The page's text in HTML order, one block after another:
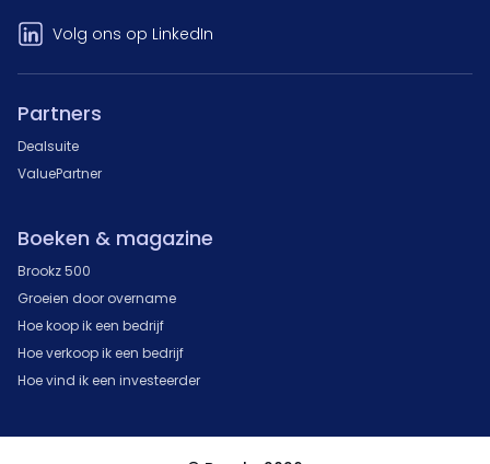
Volg ons op LinkedIn
Partners
Dealsuite
ValuePartner
Boeken & magazine
Brookz 500
Groeien door overname
Hoe koop ik een bedrijf
Hoe verkoop ik een bedrijf
Hoe vind ik een investeerder